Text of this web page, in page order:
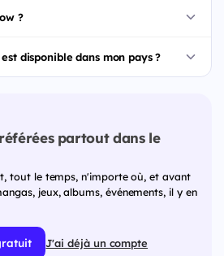
?
disponible dans mon pays ?
partout dans le
tout le temps, n'importe où, et avant
jeux, albums, événements, il y en
J'ai déjà un compte